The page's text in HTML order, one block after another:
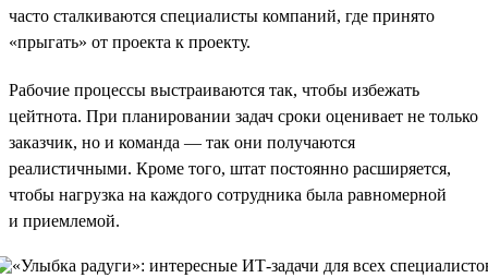
часто сталкиваются специалисты компаний, где принято
«прыгать» от проекта к проекту.
Рабочие процессы выстраиваются так, чтобы избежать
цейтнота. При планировании задач сроки оценивает не только
заказчик, но и команда — так они получаются
реалистичными. Кроме того, штат постоянно расширяется,
чтобы нагрузка на каждого сотрудника была равномерной
и приемлемой.